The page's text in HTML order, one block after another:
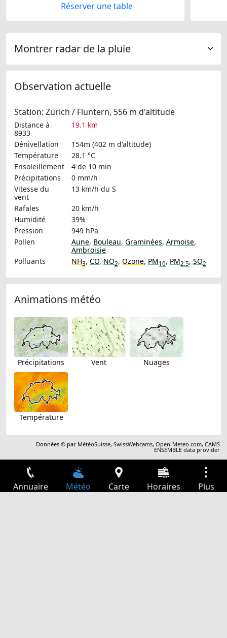
Réserver une table
Montrer radar de la pluie
Observation actuelle
Station: Zürich / Fluntern, 556 m d'altitude
Distance à
8933
19.1 km
Dénivellation
154m (402 m d'altitude)
Température
28.1 °C
Ensoleillement
4 de 10 min
Précipitations
0 mm/h
Vitesse du
vent
13 km/h du S
Rafales
20 km/h
Humidité
39%
Pression
949 hPa
Pollen
Aune, Bouleau, Graminées, Armoise,
Ambroisie
Polluants
NH3, CO, NO2, Ozone, PM10, PM2.5, SO2
Animations météo
Précipitations Vent Nuages
Température
Données © par MétéoSuisse,SwissWebcams,Open-Meteo.com,CAMS
ENSEMBLE data provider
Annuaire Météo Carte Horaires Plus